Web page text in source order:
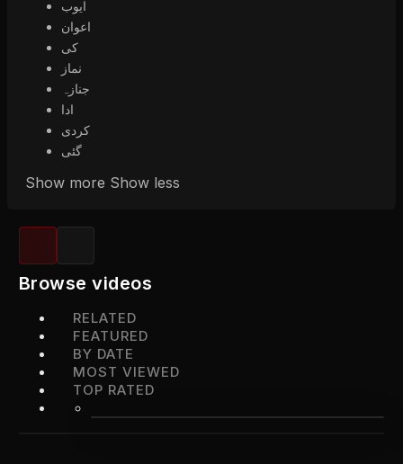
ایوب
اعوان
کی
نماز
جنازہ
ادا
کردی
گئی
Show more Show less
Browse videos
RELATED
FEATURED
BY DATE
MOST VIEWED
TOP RATED